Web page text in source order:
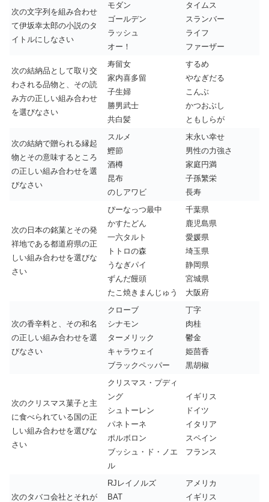
次の文字列を組み合わせ
て伊坂幸太郎の小説のタ
イトルにしなさい
モダン
ゴールデン
ラッシュ
オー！
タイムス
スランバー
ライフ
ファーザー
次の結納品として取り交
わされる品物と、その読
み方の正しい組み合わせ
を選びなさい
寿留女
家内喜多留
子生婦
勝男武士
共白髪
するめ
やなぎだる
こんぶ
かつおぶし
ともしらが
次の結納で贈られる縁起
物とその意味するところ
の正しい組み合わせを選
びなさい
スルメ
鰹節
酒樽
昆布
のしアワビ
末永い幸せ
男性の力強さ
家庭円満
子孫繁栄
長寿
次の日本の銘菓とその発
祥地である都道府県の正
しい組み合わせを選びな
さい
ぴーなっつ最中
かすたどん
一六タルト
トトロの森
うなぎパイ
ずんだ饅頭
たこ焼きまんじゅう
千葉県
鹿児島県
愛媛県
埼玉県
静岡県
宮城県
大阪府
次の香辛料と、その和名
の正しい組み合わせを選
びなさい
クローブ
シナモン
ターメリック
キャラウェイ
ブラックペッパー
丁字
肉桂
鬱金
姫茴香
黒胡椒
次のクリスマス菓子と主
に食べられている国の正
しい組み合わせを選びな
さい
クリスマス・プディ
ング
シュトーレン
パネトーネ
ポルボロン
ブッシュ・ド・ノエ
ル
イギリス
ドイツ
イタリア
スペイン
フランス
次のタバコ会社とそれが
RJレイノルズ
BAT
アメリカ
イギリス